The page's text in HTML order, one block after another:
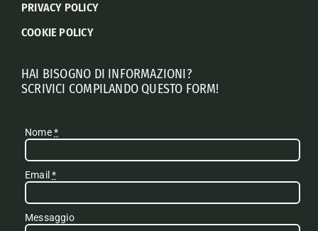
PRIVACY POLICY
COOKIE POLICY
HAI BISOGNO DI INFORMAZIONI?
SCRIVICI COMPILANDO QUESTO FORM!
Nome*
Email*
Messaggio